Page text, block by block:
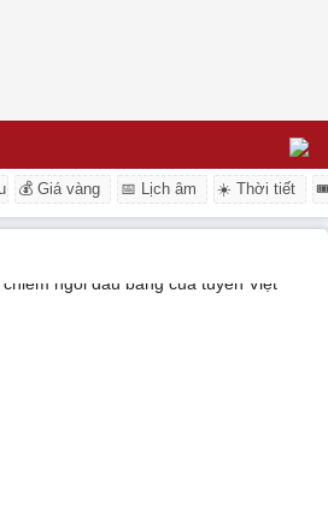
💰 Giá vàng 📅 Lịch âm ☀️ Thời tiết